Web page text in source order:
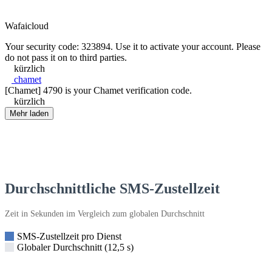
Wafaicloud
Your security code: 323894. Use it to activate your account. Please
do not pass it on to third parties.
kürzlich
chamet
[Chamet] 4790 is your Chamet verification code.
kürzlich
Mehr laden
Durchschnittliche SMS-Zustellzeit
Zeit in Sekunden im Vergleich zum globalen Durchschnitt
SMS-Zustellzeit pro Dienst
Globaler Durchschnitt (12,5 s)